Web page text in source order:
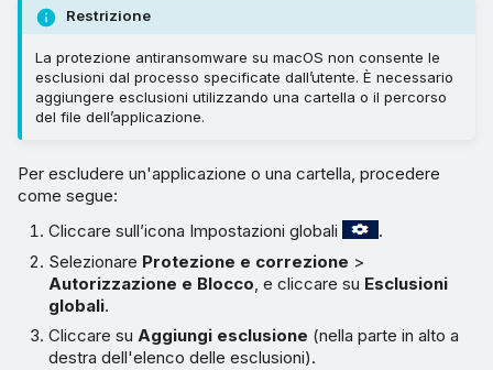
Restrizione
La protezione antiransomware su macOS non consente le
esclusioni dal processo specificate dall’utente. È necessario
aggiungere esclusioni utilizzando una cartella o il percorso
del file dell’applicazione.
Per escludere un'applicazione o una cartella, procedere
come segue:
Cliccare sull’icona Impostazioni globali
.
Selezionare Protezione e correzione >
Autorizzazione e Blocco , e cliccare su Esclusioni
globali.
Cliccare suAggiungi esclusione (nella parte in alto a
destra dell'elenco delle esclusioni).